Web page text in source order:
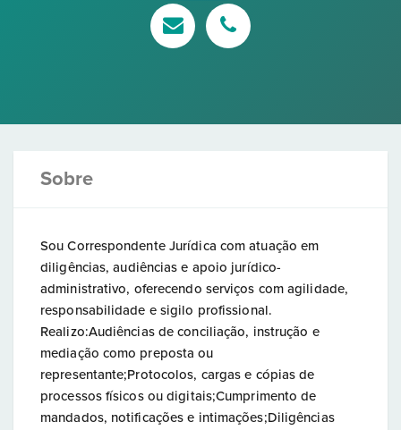
Sobre
Sou Correspondente Jurídica com atuação em
diligências, audiências e apoio jurídico-
administrativo, oferecendo serviços com agilidade,
responsabilidade e sigilo profissional.
Realizo:Audiências de conciliação, instrução e
mediação como preposta ou
representante;Protocolos, cargas e cópias de
processos físicos ou digitais;Cumprimento de
mandados, notificações e intimações;Diligências